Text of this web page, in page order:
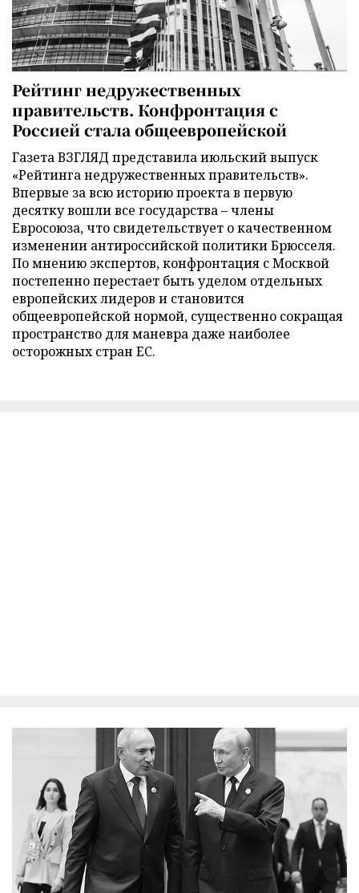
Рейтинг недружественных
правительств. Конфронтация с
Россией стала общеевропейской
Газета ВЗГЛЯД представила июльский выпуск
«Рейтинга недружественных правительств».
Впервые за всю историю проекта в первую
десятку вошли все государства – члены
Евросоюза, что свидетельствует о качественном
изменении антироссийской политики Брюсселя.
По мнению экспертов, конфронтация с Москвой
постепенно перестает быть уделом отдельных
европейских лидеров и становится
общеевропейской нормой, существенно сокращая
пространство для маневра даже наиболее
осторожных стран ЕС.